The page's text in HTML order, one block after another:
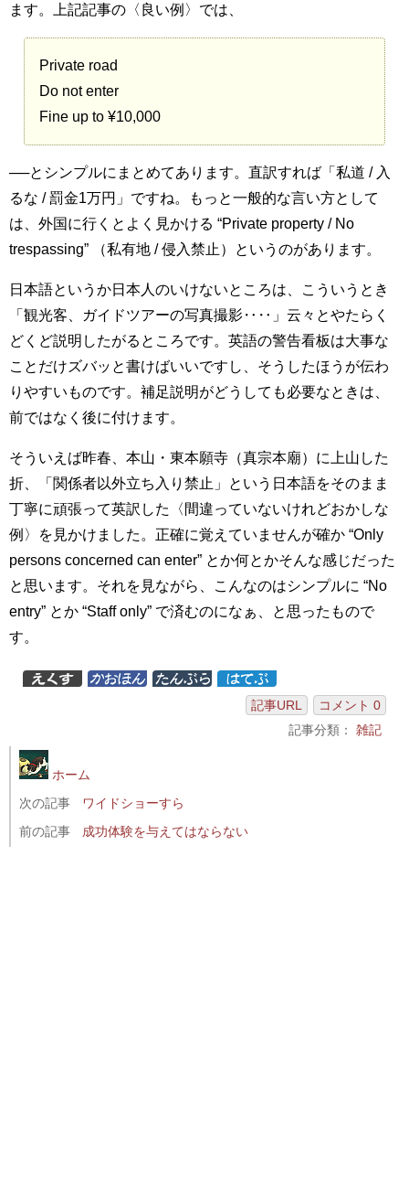
ます。上記記事の〈良い例〉では、
Private road
Do not enter
Fine up to ¥10,000
──とシンプルにまとめてあります。直訳すれば「私道 / 入
るな / 罰金1万円」ですね。もっと一般的な言い方として
は、外国に行くとよく見かける “Private property / No
trespassing” （私有地 / 侵入禁止）というのがあります。
日本語というか日本人のいけないところは、こういうとき
「観光客、ガイドツアーの写真撮影‥‥」云々とやたらく
どくど説明したがるところです。英語の警告看板は大事な
ことだけズバッと書けばいいですし、そうしたほうが伝わ
りやすいものです。補足説明がどうしても必要なときは、
前ではなく後に付けます。
そういえば昨春、本山・東本願寺（真宗本廟）に上山した
折、「関係者以外立ち入り禁止」という日本語をそのまま
丁寧に頑張って英訳した〈間違っていないけれどおかしな
例〉を見かけました。正確に覚えていませんが確か “Only
persons concerned can enter” とか何とかそんな感じだった
と思います。それを見ながら、こんなのはシンプルに “No
entry” とか “Staff only” で済むのになぁ、と思ったもので
す。
記事URL
コメント 0
記事分類： 雑記
ホーム
次の記事
ワイドショーすら
前の記事
成功体験を与えてはならない